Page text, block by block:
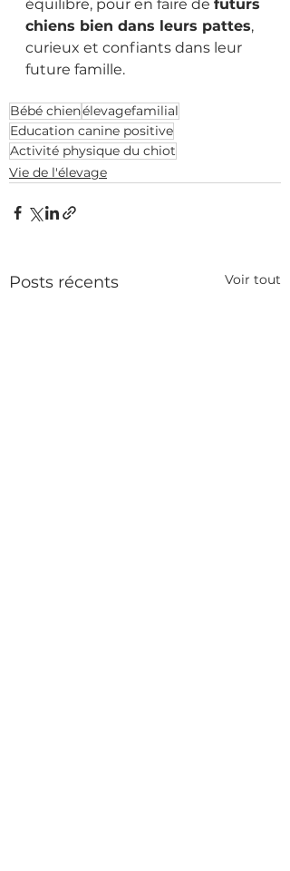
équilibre, pour en faire de futurs
chiens bien dans leurs pattes,
curieux et confiants dans leur
future famille.
Bébé chienélevagefamilial
Education canine positive
Activité physique du chiot
Vie de l'élevage
Posts récents Voir tout